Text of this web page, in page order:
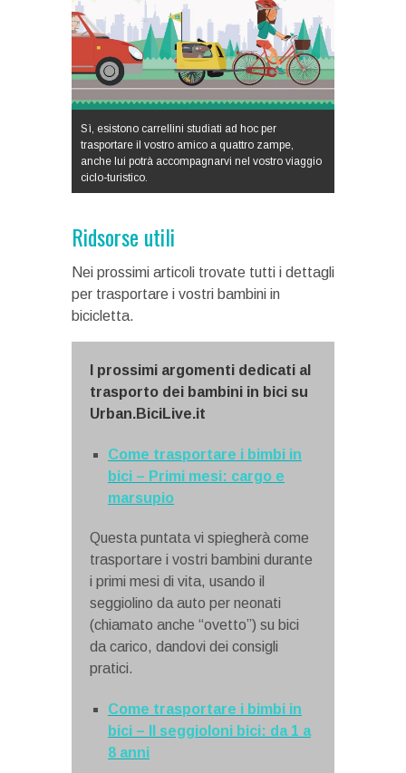
Sì, esistono carrellini studiati ad hoc per
trasportare il vostro amico a quattro zampe,
anche lui potrà accompagnarvi nel vostro viaggio
ciclo-turistico.
Ridsorse utili
Nei prossimi articoli trovate tutti i dettagli
per trasportare i vostri bambini in
bicicletta.
I prossimi argomenti dedicati al
trasporto dei bambini in bici su
Urban.BiciLive.it
Come trasportare i bimbi in
bici – Primi mesi: cargo e
marsupio
Questa puntata vi spiegherà come
trasportare i vostri bambini durante
i primi mesi di vita, usando il
seggiolino da auto per neonati
(chiamato anche “ovetto”) su bici
da carico, dandovi dei consigli
pratici.
Come trasportare i bimbi in
bici – Il seggioloni bici: da 1 a
8 anni